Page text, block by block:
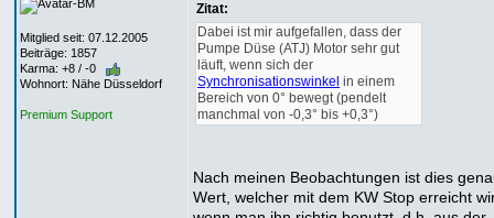
Mitglied seit: 07.12.2005
Beiträge: 1857
Karma: +8 / -0
Wohnort: Nähe Düsseldorf
Premium Support
Zitat:
Dabei ist mir aufgefallen, dass der
Pumpe Düse (ATJ) Motor sehr gut
läuft, wenn sich der
Synchronisationswinkel in einem
Bereich von 0° bewegt (pendelt
manchmal von -0,3° bis +0,3°)
Nach meinen Beobachtungen ist dies
Wert, welcher mit dem KW Stop erreicht